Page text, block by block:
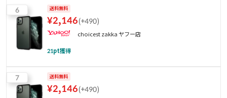
6 送料無料
¥2,146(+490)
choicest zakka ヤフー店
21pt獲得
7 送料無料
¥2,146(+490)